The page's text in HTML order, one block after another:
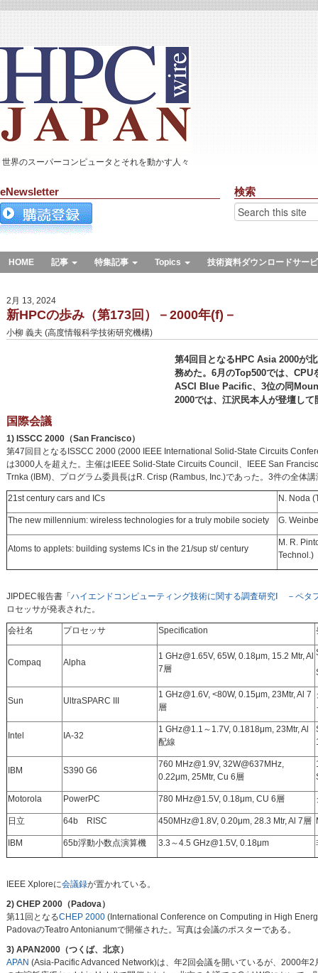
世界のスーパーコンピュータとそれを動かす人々
eNewsletter 検索
HOME 記事 特集記事 Topics 技術資料ダウンロードサー
2月 13, 2024
新HPCの歩み（第173回）－2000年(f)－
小柳 義夫 (高度情報科学技術研究機構)
第4回目となるHPC Asia 2000が
務めた。6月のTop500では、
ASCI Blue Pacific、3位の同
2000では、江沢民本人が登壇し
国際会議
1) ISSCC 2000（San Francisco）
第47回目となるISSCC 2000 (2000 IEEE International Solid-State Circuits
は3000人を超えた。主催はIEEE Solid-State Circuits Council、IEEE San
Trnka (IBM)、プログラム委員長はR. Crisp (Rambus, Inc.)であった。3件の全体
21st century cars and ICs N. Noda
The new millennium: wireless technologies for a truly mobile society G.
Atoms to applets: building systems ICs in the 21/sup st/ century
M. R.
Technol.)
JIPDEC報告書「 ハイエンドコンピューティング技術に関する調査研究Ⅰ －ペタ
ロセッサが発表された。
会社名 プロセッサ Specification
Compaq Alpha
1 GHz@1.65V, 65W, 0.18μm, 15.2 Mtr, Al
7層
Sun UltraSPARC III
1 GHz@1.6V, <80W, 0.15μm, 23Mtr, Al 7
層
Intel IA-32
1 GHz@1.1～1.7V, 0.1818μm, 23Mtr, Al
配線
IBM S390 G6
760 MHz@1.9V, 32W@637MHz,
0.22μm, 25Mtr, Cu 6層
Motorola PowerPC 780 MHz@1.5V, 0.18μm, CU 6層
日立 64b RISC 450MHz@1.8V, 0.20μm, 28.3 Mtr, Al 7層
IBM 65b浮動小数点演算機 3.3～4.5 GHz@1.5V, 0.18μm
IEEE Xploreに会議録が置かれている。
2) CHEP 2000（Padova）
第11回となるCHEP 2000(International Conference on Computing in High
PadovaのTeatro Antonianumで開催された。写真は会議のポスターである。
3) APAN2000（つくば、北京）
APAN (Asia-Pacific Advanced Network)は、年2回会議を開いているが、2000年